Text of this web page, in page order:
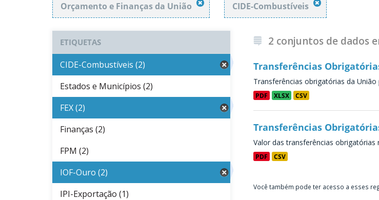
Orçamento e Finanças da União CIDE-Combustíveis
2 conjuntos de dados
Transferências
Transferências obrigatórias da
PDF XLSX CSV
Transferências
Valor das transferências
PDF CSV
Você também pode ter acesso a esses
ETIQUETAS
CIDE-Combustíveis (2)
Estados e Municípios (2)
FEX (2)
Finanças (2)
FPM (2)
IOF-Ouro (2)
IPI-Exportação (1)